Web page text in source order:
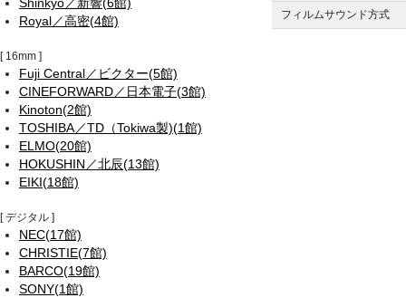
フィルムサウンド方式
Royal／高密(4館)
16mm
Fuji Central／ビクター(5館)
CINEFORWARD／日本電子(3館)
Kinoton(2館)
TOSHIBA／TD（Tokiwa製)(1館)
ELMO(20館)
HOKUSHIN／北辰(13館)
EIKI(18館)
デジタル
NEC(17館)
CHRISTIE(7館)
BARCO(19館)
SONY(1館)